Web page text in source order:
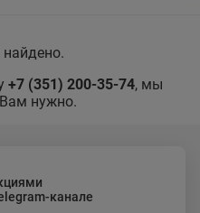
+7 (351) 200-35-74, мы
нужно.
канале